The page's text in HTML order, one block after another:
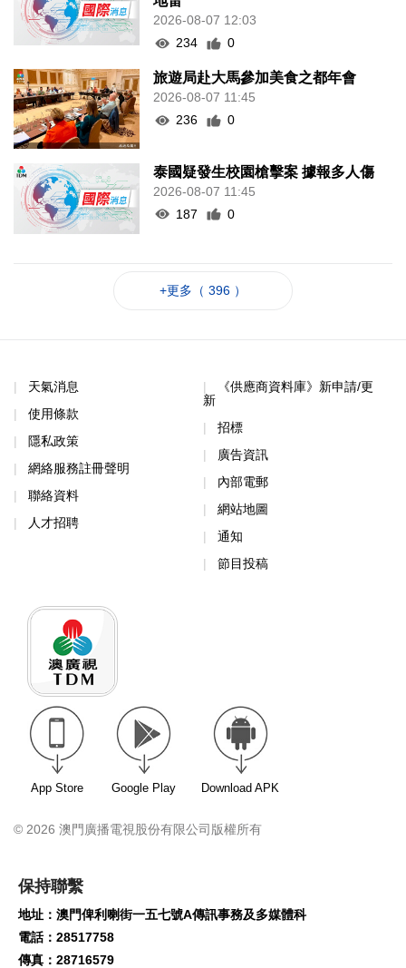
2026-08-07 12:03
234
0
旅遊局赴大馬參加美食之都年會
2026-08-07 11:45
236
0
泰國疑發生校園槍擊案 據報多人傷
2026-08-07 11:45
187
0
+更多（ 396 ）
天氣消息
使用條款
隱私政策
網絡服務註冊聲明
聯絡資料
人才招聘
《供應商資料庫》新申請/更
新
招標
廣告資訊
內部電郵
網站地圖
通知
節目投稿
App Store Google Play Download APK
© 2026 澳門廣播電視股份有限公司版權所有
保持聯繫
地址：澳門俾利喇街一五七號A傳訊事務及多媒體科
電話：28517758
傳真：28716579